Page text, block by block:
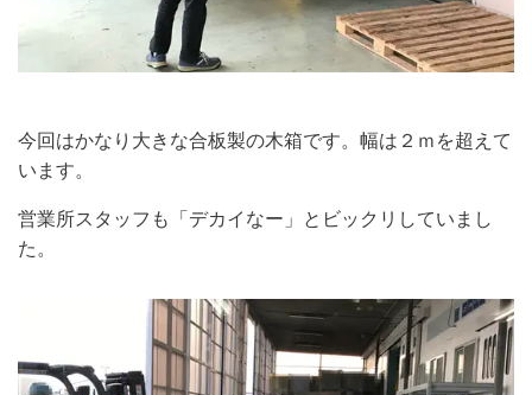
今回はかなり大きな合板製の木箱です。幅は２ｍを超えて
います。
営業所スタッフも「デカイなー」とビックリしていまし
た。